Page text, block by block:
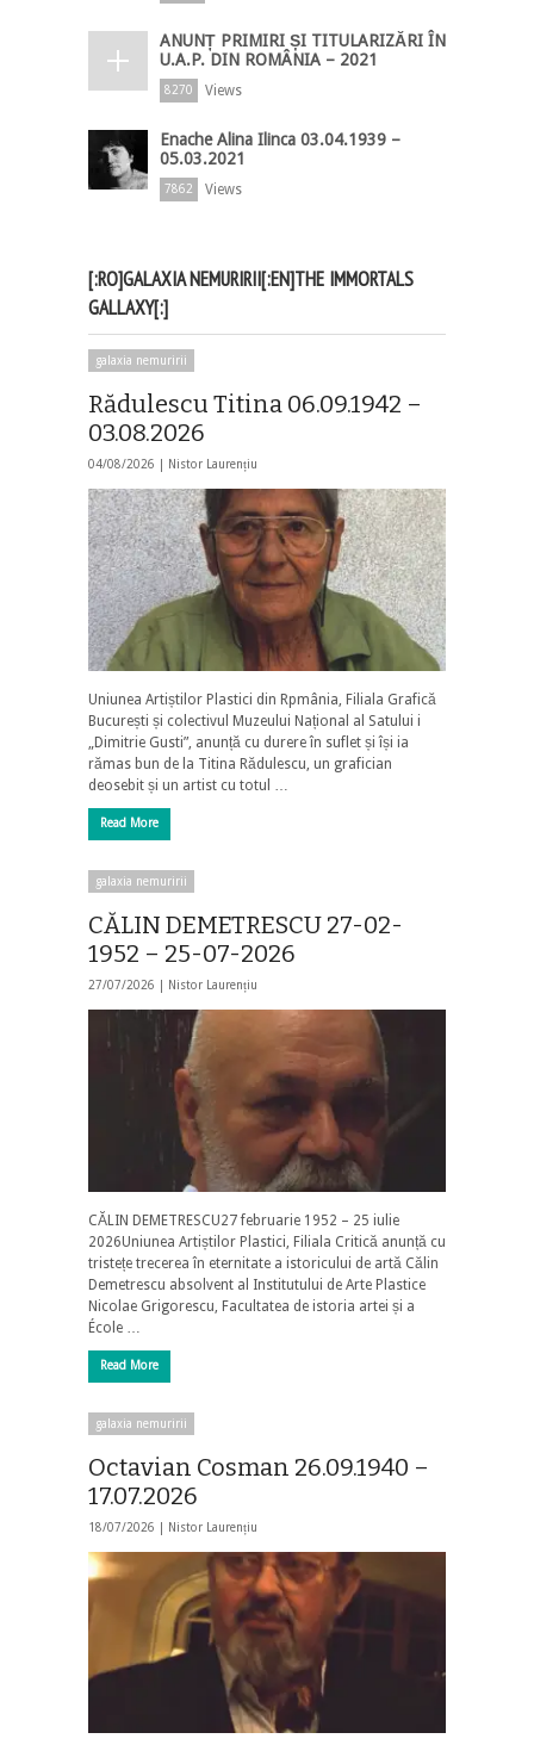
ANUNȚ PRIMIRI ȘI TITULARIZĂRI ÎN
U.A.P. DIN ROMÂNIA – 2021
8270 Views
Enache Alina Ilinca 03.04.1939 –
05.03.2021
7862 Views
[:RO]GALAXIA NEMURIRII[:EN]THE IMMORTALS
GALLAXY[:]
galaxia nemuririi
Rădulescu Titina 06.09.1942 –
03.08.2026
04/08/2026 | Nistor Laurențiu
Uniunea Artiștilor Plastici din Rpmânia, Filiala Grafică
București și colectivul Muzeului Național al Satului i
„Dimitrie Gusti”, anunță cu durere în suflet și își ia
rămas bun de la Titina Rădulescu, un grafician
deosebit și un artist cu totul …
Read More
galaxia nemuririi
CĂLIN DEMETRESCU 27-02-
1952 – 25-07-2026
27/07/2026 | Nistor Laurențiu
CĂLIN DEMETRESCU27 februarie 1952 – 25 iulie
2026Uniunea Artiștilor Plastici, Filiala Critică anunță cu
tristețe trecerea în eternitate a istoricului de artă Călin
Demetrescu absolvent al Institutului de Arte Plastice
Nicolae Grigorescu, Facultatea de istoria artei și a
École …
Read More
galaxia nemuririi
Octavian Cosman 26.09.1940 –
17.07.2026
18/07/2026 | Nistor Laurențiu